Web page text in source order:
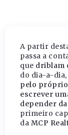
A partir
passa a
que driblam
do dia-a-
pelo
escrever
depender
primeiro
da MCP